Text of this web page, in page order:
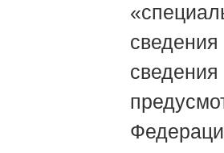
сведения
сведения